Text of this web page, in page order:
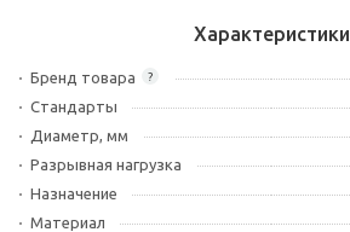
Характеристики
?
Бренд товара
Стандарты
Диаметр, мм
Разрывная нагрузка
Назначение
Материал